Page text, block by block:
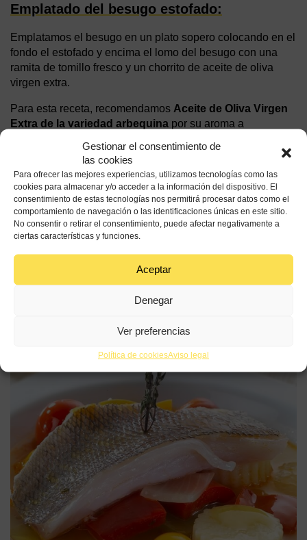
Gestionar el consentimiento de
las cookies
Para ofrecer las mejores experiencias, utilizamos tecnologías como las
cookies para almacenar y/o acceder a la información del dispositivo. El
consentimiento de estas tecnologías nos permitirá procesar datos como el
comportamiento de navegación o las identificaciones únicas en este sitio.
No consentir o retirar el consentimiento, puede afectar negativamente a
ciertas características y funciones.
Aceptar
Denegar
Ver preferencias
Política de cookiesAviso legal
Emplatado del besugo estofado:
Emplatamos el besugo en un plato sopero colocando en el
fondo el estofado y encima el lomo del besugo con una
ramita de tomillo fresco y un chorrito de aceite de oliva
virgen extra.
Para esta receta, recomendamos Aceite de Oliva Virgen
Extra de la variedad arbequina por su aroma a
principal es sugran suavidadque encaja muy bien el
besugo. Pero cada persona aporta su toque personal a la
cocina, así que tú puedes experimentar con el Aceite de
Oliva de España que más te guste.